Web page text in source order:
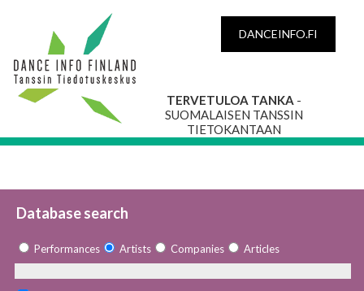
DANCEINFO.FI
TERVETULOA TANKA -
SUOMALAISEN TANSSIN
TIETOKANTAAN
Database search
Performances Artists Companies Articles